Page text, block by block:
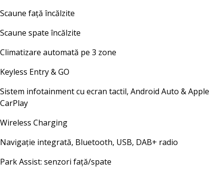
Scaune față încălzite
Scaune spate încălzite
Climatizare automată pe 3 zone
Keyless Entry & GO
Sistem infotainment cu ecran tactil, Android Auto & Apple
CarPlay
Wireless Charging
Navigație integrată, Bluetooth, USB, DAB+ radio
Park Assist: senzori față/spate